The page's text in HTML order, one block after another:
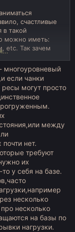
счастливые
в такой
можно иметь:
etc. Так зачем
из воздуха и
ресурсов
многоуровневый
если чанки
могут просто
между
нет.
требуют
их
у себя на базе.
несколько
несколько
на базы по
нагрузки.